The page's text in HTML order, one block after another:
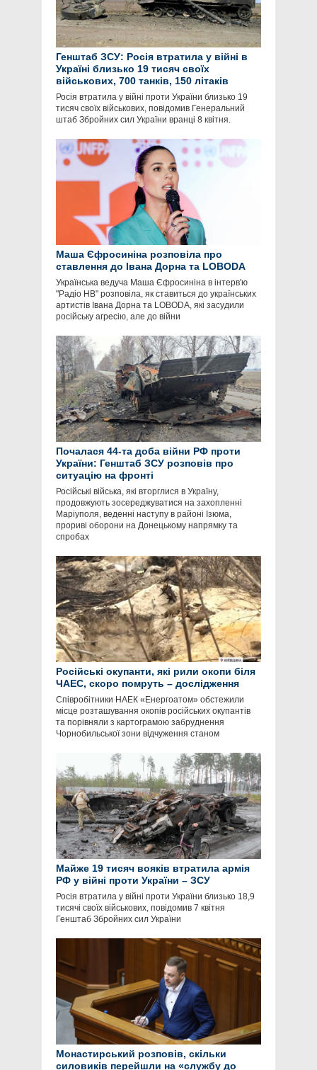
Генштаб ЗСУ: Росія втратила у війні в
Україні близько 19 тисяч своїх
військових, 700 танків, 150 літаків
Росія втратила у війні проти України близько 19
тисяч своїх військових, повідомив Генеральний
штаб Збройних сил України вранці 8 квітня.
Маша Єфросиніна розповіла про
ставлення до Івана Дорна та LOBODA
Українська ведуча Маша Єфросиніна в інтерв'ю
"Радіо НВ" розповіла, як ставиться до українських
артистів Івана Дорна та LOBODA, які засудили
російську агресію, але до війни
Почалася 44-та доба війни РФ проти
України: Генштаб ЗСУ розповів про
ситуацію на фронті
Російські війська, які вторглися в Україну,
продовжують зосереджуватися на захопленні
Маріуполя, веденні наступу в районі Ізюма,
прориві оборони на Донецькому напрямку та
спробах
Російські окупанти, які рили окопи біля
ЧАЕС, скоро помруть – дослідження
Співробітники НАЕК «Енергоатом» обстежили
місце розташування окопів російських окупантів
та порівняли з картограмою забруднення
Чорнобильської зони відчуження станом
Майже 19 тисяч вояків втратила армія
РФ у війні проти України – ЗСУ
Росія втратила у війні проти України близько 18,9
тисячі своїх військових, повідомив 7 квітня
Генштаб Збройних сил України
Монастирський розповів, скільки
силовиків перейшли на «службу до